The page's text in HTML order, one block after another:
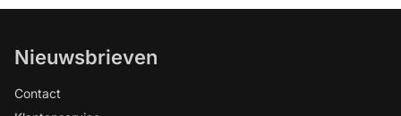
Nieuwsbrieven
Contact